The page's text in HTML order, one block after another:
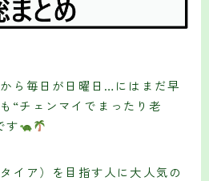
ら毎日が日曜日…にはまだ早
“チェンマイでまったり老
す
イア）を目指す人に大人気の